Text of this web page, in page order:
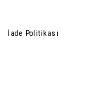
İade Politikası